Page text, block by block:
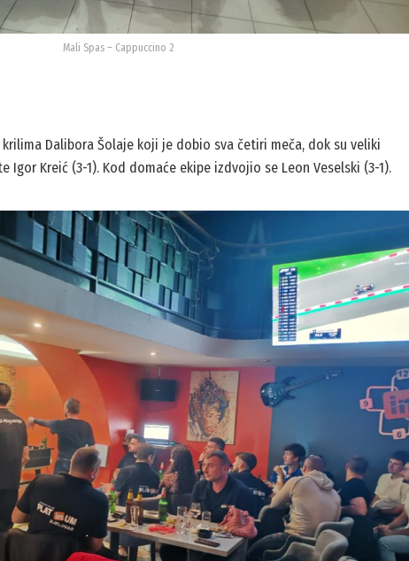
Mali Spas – Cappuccino 2
Dalibora Šolaje koji je dobio sva četiri meča, dok su veliki
Igor Kreić (3-1). Kod domaće ekipe izdvojio se Leon Veselski (3-1).